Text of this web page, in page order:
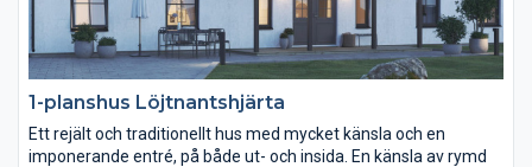
1-planshus Löjtnantshjärta
Ett rejält och traditionellt hus med mycket känsla och en
imponerande entré, på både ut- och insida. En känsla av rymd